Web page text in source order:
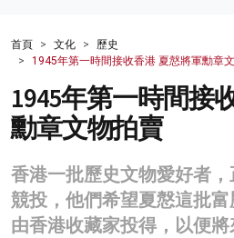
財經
健康
商業
科技
影片
首頁 文化
歷史
1945年第一時間接收香港 夏慤將軍勳章
1945年第一時間接
勳章文物拍賣
香港一批歷史文物愛好者
競投，他們希望夏慤這批
由香港收藏家投得，以便